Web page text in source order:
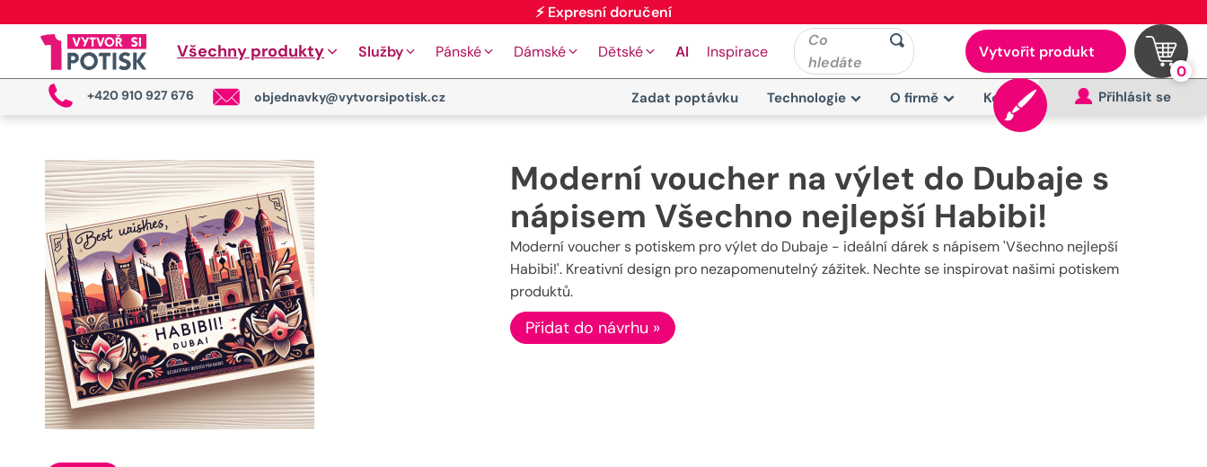
Všechny produkty Služby Pánské Dámské Dětské AI Inspirace
Co
hledáte
Vytvořit produkt
0
+420 910 927 676 objednavky@vytvorsipotisk.cz Zadat poptávku Technologie O firmě Kontakt Přihlásit se
Moderní voucher na výlet do Dubaje s
nápisem Všechno nejlepší Habibi!
Moderní voucher s potiskem pro výlet do Dubaje - ideální dárek s nápisem 'Všechno nejlepší
Habibi!'. Kreativní design pro nezapomenutelný zážitek. Nechte se inspirovat našimi potiskem
produktů.
Přidat do návrhu »